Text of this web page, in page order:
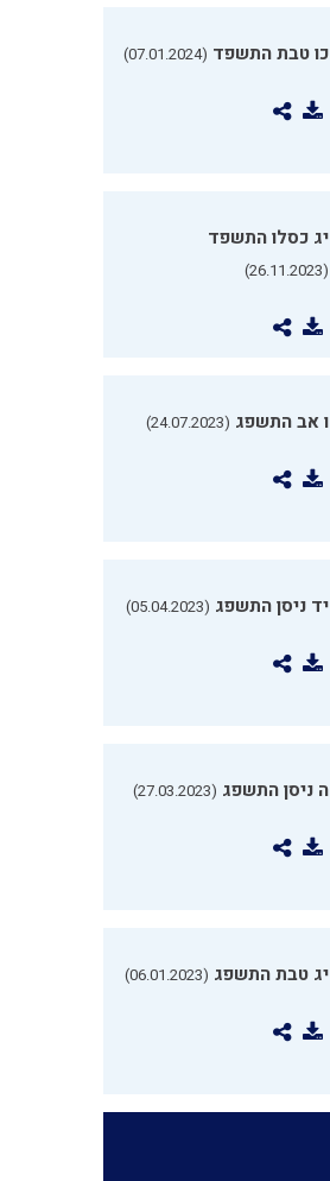
כו טבת התשפד (07.01.2024)
יג כסלו התשפד
(26.11.2023)
ו אב התשפג (24.07.2023)
יד ניסן התשפג (05.04.2023)
ה ניסן התשפג (27.03.2023)
יג טבת התשפג (06.01.2023)